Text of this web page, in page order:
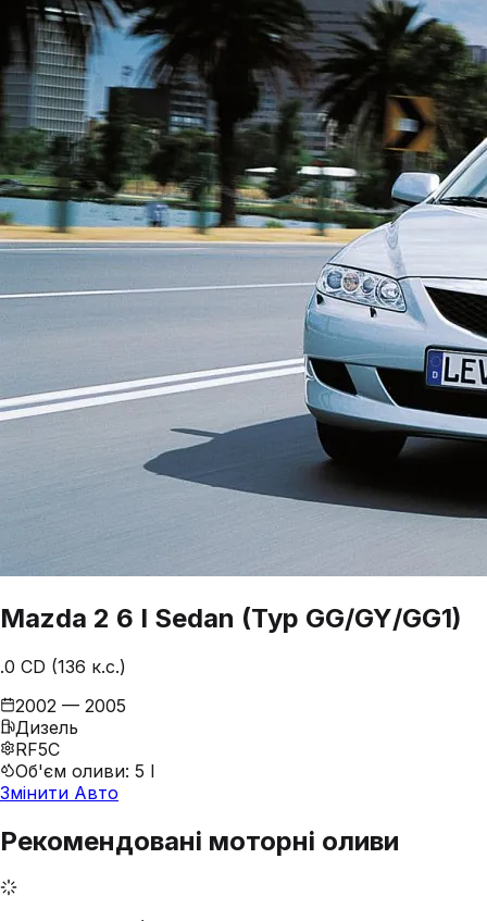
Mazda 2 6 I Sedan (Typ GG/GY/GG1)
.0 CD (136 к.с.)
2002 — 2005
Дизель
RF5C
Об'єм оливи: 5 l
Змінити Авто
Рекомендовані моторні оливи